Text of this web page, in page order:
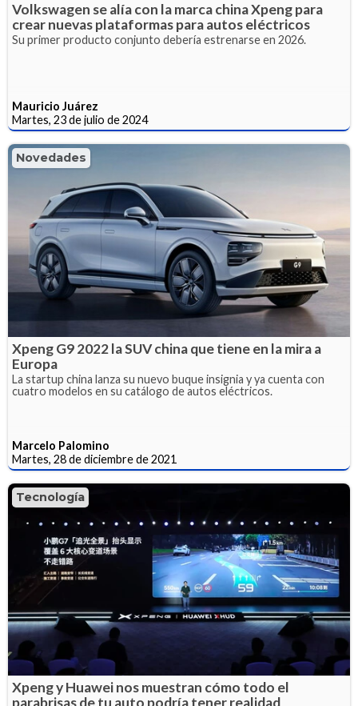
Volkswagen se alía con la marca china Xpeng para
crear nuevas plataformas para autos eléctricos
Su primer producto conjunto debería estrenarse en 2026.
Mauricio Juárez
Martes, 23 de julio de 2024
Novedades
Xpeng G9 2022 la SUV china que tiene en la mira a
Europa
La startup china lanza su nuevo buque insignia y ya cuenta con
cuatro modelos en su catálogo de autos eléctricos.
Marcelo Palomino
Martes, 28 de diciembre de 2021
Tecnología
Xpeng y Huawei nos muestran cómo todo el